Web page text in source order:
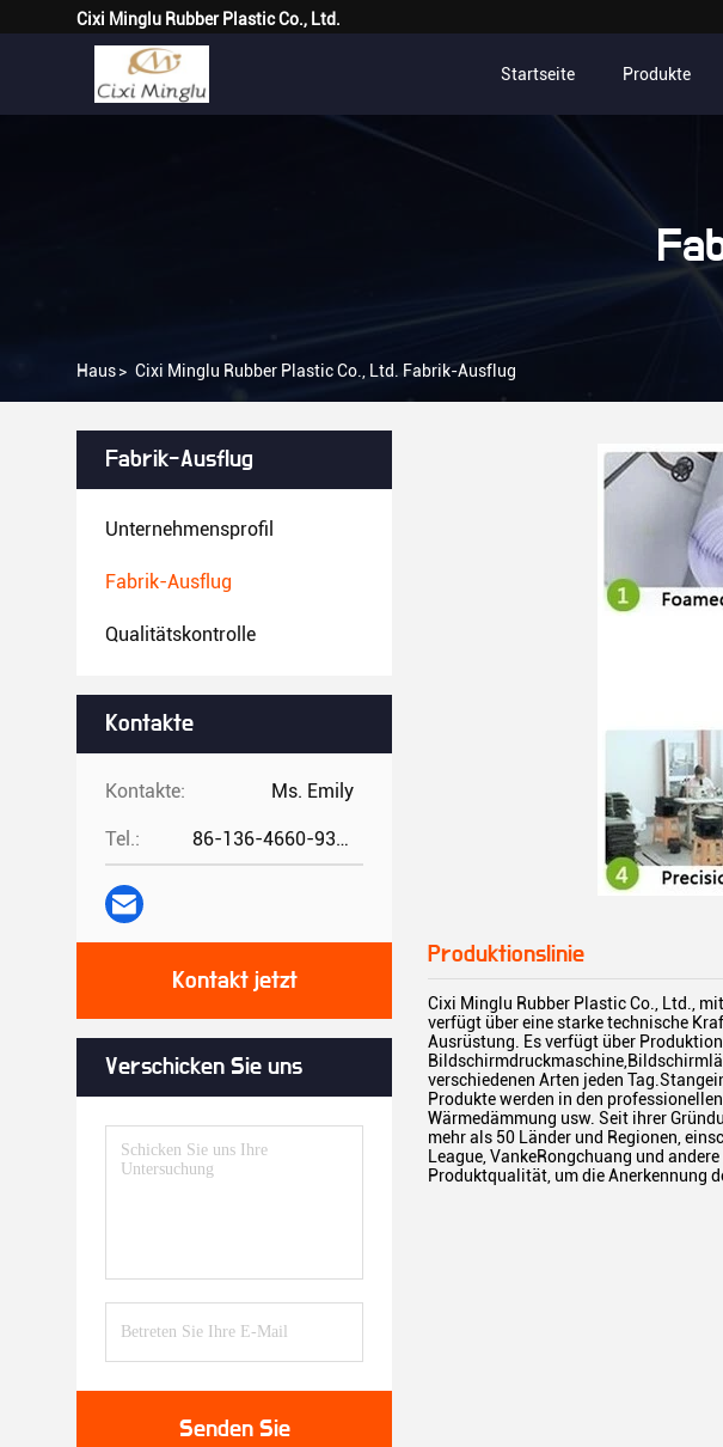
Cixi Minglu Rubber Plastic Co., Ltd.
Startseite Produkte
Haus> Cixi Minglu Rubber Plastic Co., Ltd. Fabrik-Ausflug
Fabrik-Ausflug
Unternehmensprofil
Fabrik-Ausflug
Qualitätskontrolle
Kontakte
Kontakte: Ms. Emily
Tel.: 86-136-4660-9331
Kontakt jetzt
Verschicken Sie uns
Senden Sie
Produktionslinie
Cixi Minglu Rubber Plastic Co., Ltd.,
verfügt über eine starke technische
Ausrüstung. Es verfügt über
verschiedenen Arten jeden
Produkte werden in den
Wärmedämmung usw. Seit ihrer
mehr als 50 Länder und Regionen,
League, VankeRongchuang und
Produktqualität, um die Anerkennung